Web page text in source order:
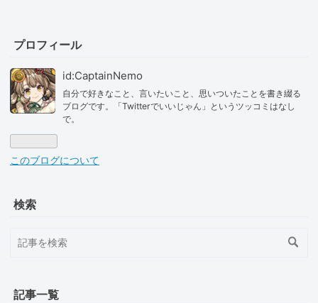
プロフィール
id:CaptainNemo
自分で好きなこと、言いたいこと、思いついたことを書き綴る
ブログです。「Twitterでいいじゃん」というツッコミはなし
で。
このブログについて
検索
記事一覧